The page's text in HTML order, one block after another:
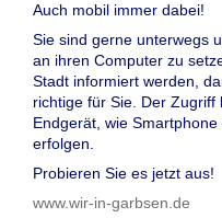
Auch mobil immer dabei!
Sie sind gerne unterwegs
an ihren Computer zu
Stadt informiert werden,
richtige für Sie. Der
Endgerät, wie
erfolgen.
Probieren Sie es jetzt aus!
www.wir-in-garbsen.de